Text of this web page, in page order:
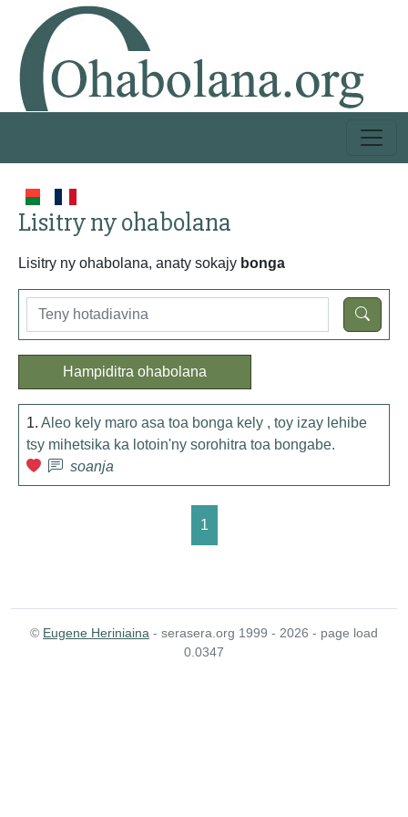
Lisitry ny ohabolana
Lisitry ny ohabolana, anaty sokajy bonga
Hampiditra ohabolana
1. Aleo kely maro asa toa bonga kely , toy izay lehibe
tsy mihetsika ka lotoin'ny sorohitra toa bongabe.
soanja
1
© Eugene Heriniaina - serasera.org 1999 - 2026 - page load
0.0347